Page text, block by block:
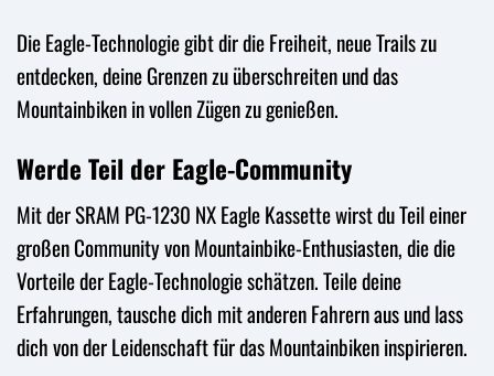
Die Eagle-Technologie gibt dir die Freiheit, neue Trails zu
entdecken, deine Grenzen zu überschreiten und das
Mountainbiken in vollen Zügen zu genießen.
Werde Teil der Eagle-Community
Mit der SRAM PG-1230 NX Eagle Kassette wirst du Teil einer
großen Community von Mountainbike-Enthusiasten, die die
Vorteile der Eagle-Technologie schätzen. Teile deine
Erfahrungen, tausche dich mit anderen Fahrern aus und lass
dich von der Leidenschaft für das Mountainbiken inspirieren.